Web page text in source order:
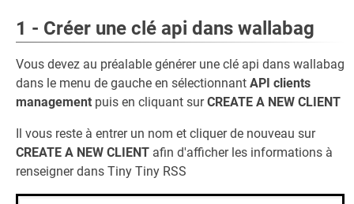
1 - Créer une clé api dans wallabag
Vous devez au préalable générer une clé api dans wallabag
dans le menu de gauche en sélectionnant API clients
management puis en cliquant surCREATE A NEW CLIENT
Il vous reste à entrer un nom et cliquer de nouveau sur
CREATE A NEW CLIENT afin d'afficher les informations à
renseigner dans Tiny Tiny RSS